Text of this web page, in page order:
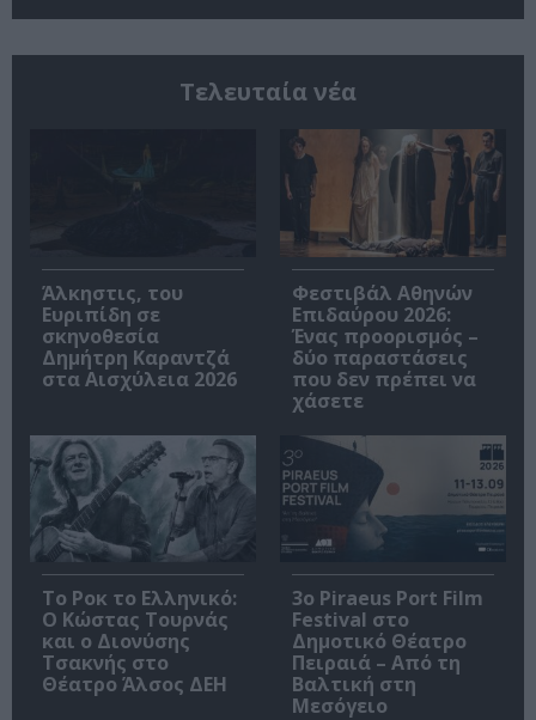
Τελευταία νέα
Άλκηστις, του
Ευριπίδη σε
σκηνοθεσία
Δημήτρη Καραντζά
στα Αισχύλεια 2026
Φεστιβάλ Αθηνών
Επιδαύρου 2026:
Ένας προορισμός –
δύο παραστάσεις
που δεν πρέπει να
χάσετε
Το Ροκ το Ελληνικό:
Ο Κώστας Τουρνάς
και ο Διονύσης
Τσακνής στο
Θέατρο Άλσος ΔΕΗ
3o Piraeus Port Film
Festival στο
Δημοτικό Θέατρο
Πειραιά – Από τη
Βαλτική στη
Μεσόγειο